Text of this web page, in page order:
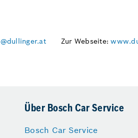
Zur Webseite:
Über Bosch Car Service
Bosch Car Service